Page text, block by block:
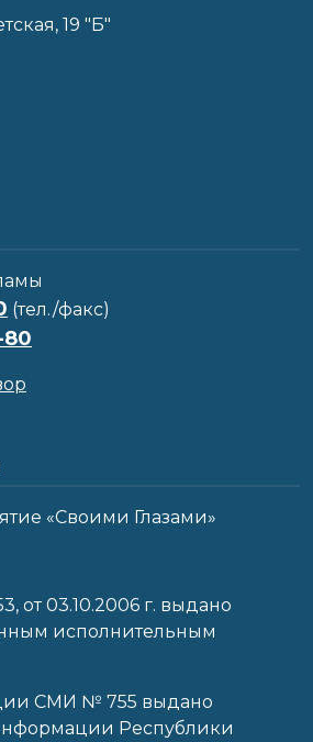
19 "Б"
«Своими Глазами»
от 03.10.2006 г. выдано
исполнительным
СМИ № 755 выдано
Республики
(тел./факс)
80